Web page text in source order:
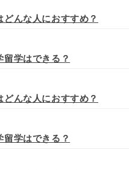
どんな人におすすめ？
留学はできる？
どんな人におすすめ？
留学はできる？